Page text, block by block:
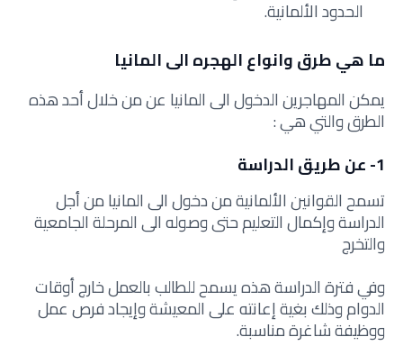
الحدود الألمانية.
ما هي طرق وانواع الهجره الى المانيا
يمكن المهاجرين الدخول الى المانيا عن من خلال أحد هذه
الطرق والتي هي :
1- عن طريق الدراسة
تسمح القوانين الألمانية من دخول الى المانيا من أجل
الدراسة وإكمال التعليم حتى وصوله الى المرحلة الجامعية
والتخرج
وفي فترة الدراسة هذه يسمح للطالب بالعمل خارج أوقات
الدوام وذلك بغية إعانته على المعيشة وإيجاد فرص عمل
ووظيفة شاغرة مناسبة.